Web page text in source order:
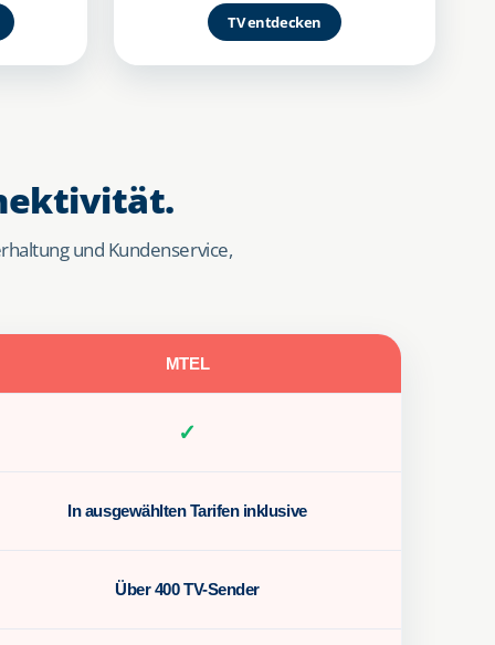
TV entdecken
und Kundenservice,
MTEL
✓
In ausgewählten Tarifen inklusive
Über 400 TV-Sender